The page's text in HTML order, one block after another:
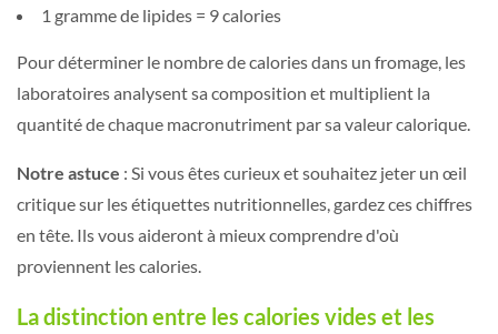
1 gramme de lipides = 9 calories
Pour déterminer le nombre de calories dans un fromage, les
laboratoires analysent sa composition et multiplient la
quantité de chaque macronutriment par sa valeur calorique.
Notre astuce : Si vous êtes curieux et souhaitez jeter un œil
critique sur les étiquettes nutritionnelles, gardez ces chiffres
en tête. Ils vous aideront à mieux comprendre d'où
proviennent les calories.
La distinction entre les calories vides et les